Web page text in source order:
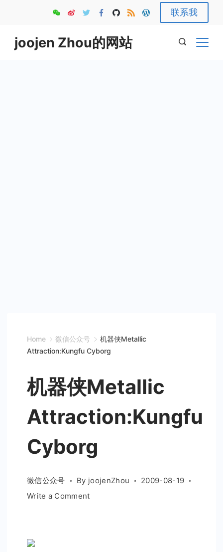
content
联系我
joojen Zhou的网站
Home 微信公众号
机器侠Metallic
Attraction:Kungfu Cyborg
机器侠Metallic
Attraction:Kungfu
Cyborg
微信公众号 By joojenZhou
2009-08-19
Write a Commenton